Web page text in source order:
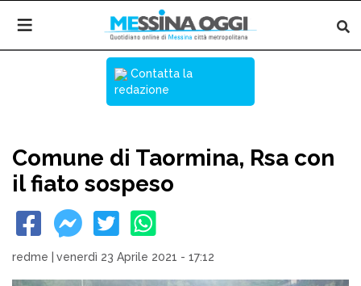
Contatta la
redazione
Comune di Taormina, Rsa con
il fiato sospeso
redme venerdì 23 Aprile 2021 - 17:12